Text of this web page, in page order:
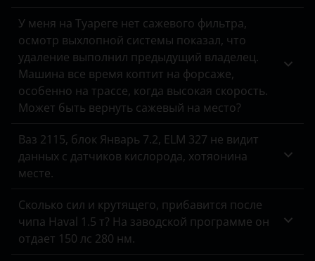
Hawtai
Honda
Hummer
Hyundai
Infiniti
Isuzu
Iveco
JAC
У меня на Туареге нет сажевого фильтра,
осмотр выхлопной системы показал, что
удаление выполнил предыдущий владелец.
Машина все время коптит на форсаже,
особенно на трассе, когда высокая скорость.
Может быть вернуть сажевый на место?
Ваз 2115, блок Январь 7.2, ELM 327 не видит
данных с датчиков кислорода, хотяонина
месте.
Сколько сил и крутящего, прибавится после
чипа Haval 1.5 т? На заводской программе он
отдает 150 лс 280 нм.